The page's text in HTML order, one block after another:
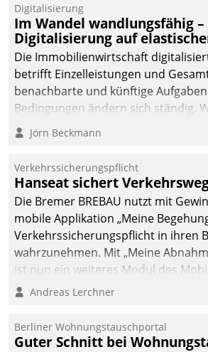
Datatrain. Die meravis
Wohnungsbau- und
Immobilien GmbH hat
sich dabei für den Betrieb
der Lösung über die SAP
Cloud Platform
entschieden - als erstes
Unternehmen am
Digitalisierung
Im Wandel wandlungsfähig –
Digitalisierung auf
Die Immobilienwirtschaft
betrifft Einzelleistungen und
benachbarte und künftige
Bedingungen ändern sich ständig.
technisch die Kontrolle wahren und
fürs Wachsen öffnen?
Jörn Beckmann
Verkehrssicherungspflicht
Hanseat sichert
Die Bremer BREBAU nutzt mit
mobile Applikation „Meine
Verkehrssicherungspflicht in ihren
wahrzunehmen. Mit „Meine
ist nun ein weiteres Modul des
Einsatz.
Andreas Lerchner
Berliner Wohnungstauschportal
Guter Schnitt bei